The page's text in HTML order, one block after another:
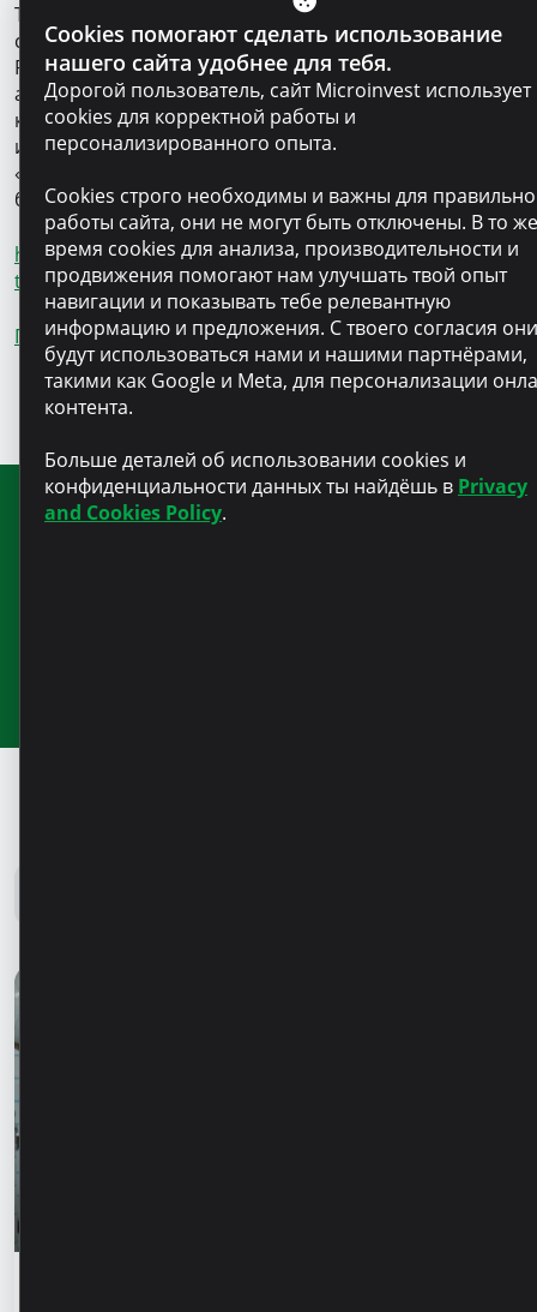
Тут пока карантин, Бро, я решил свое шоу начать
снимать. Опыта пока нет, но, думаю, будет круто.
Реальные разговоры с реальными людьми. Мы уже
анонс к пилотному выпуску сделали. Давай мы его в
конце интервью выложим. Я всем говорю – отсюда,
из Кишинева, я хочу по-настоящему стартовать.
«Грязный мексиканец» должен стать известным
брендом.
https://www.facebook.com/yuri.feraru/videos/
t=42
Павел Зинган
Подпишитесь на нашу рассылку
Cookies помогают сделать использование
нашего сайта удобнее для тебя.
Дорогой пользователь, сайт Microinvest использует
cookies для корректной работы и
персонализированного опыта.
Cookies строго необходимы и важны для
работы сайта, они не могут быть отключены. В то же
время cookies для анализа, производительности и
продвижения помогают нам улучшать твой опыт
навигации и показывать тебе релевантную
информацию и предложения. С твоего согласия они
будут использоваться нами и нашими партнёрами,
такими как Google и Meta, для персонализации
контента.
Больше деталей об использовании cookies и
конфиденциальности данных ты найдёшь в Privacy
and Cookies Policy.